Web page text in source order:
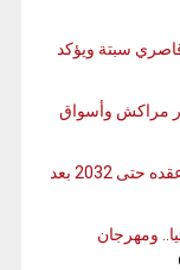
سبتة ويؤكد
من لغة تجار مراكش وأسواق
ريال مدريد يحسم الجدل.. فينيسيوس يجدد عقده حتى 2032 بعد
سينمائيا.. ومهرجان